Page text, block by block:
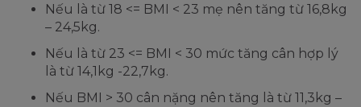
Nếu là từ 18 <= BMI < 23 mẹ nên tăng từ 16,8kg
– 24,5kg.
Nếu là từ 23 <= BMI < 30 mức tăng cân hợp lý
là từ 14,1kg -22,7kg.
Nếu BMI > 30 cân nặng nên tăng là từ 11,3kg –